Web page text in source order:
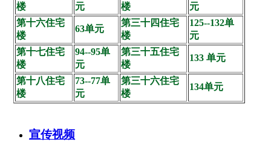
楼
元
楼
元
第十六住宅
楼
63单元
第三十四住宅
楼
125--132单
元
第十七住宅
楼
94--95单
元
第三十五住宅
楼
133 单元
第十八住宅
楼
73--77单
元
第三十六住宅
楼
134单元
宣传视频